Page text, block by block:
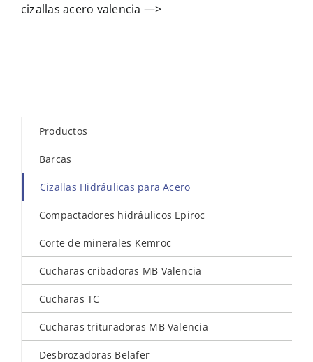
cizallas acero valencia —>
Productos
Barcas
Cizallas Hidráulicas para Acero
Compactadores hidráulicos Epiroc
Corte de minerales Kemroc
Cucharas cribadoras MB Valencia
Cucharas TC
Cucharas trituradoras MB Valencia
Desbrozadoras Belafer